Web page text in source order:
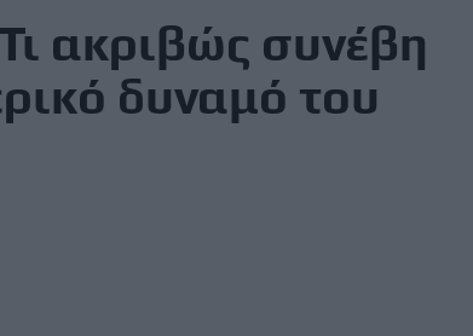
ακριβώς συνέβη
δυναμό του